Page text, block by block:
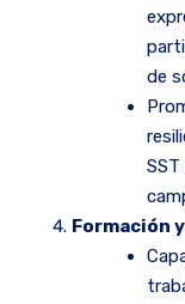
de
Formación